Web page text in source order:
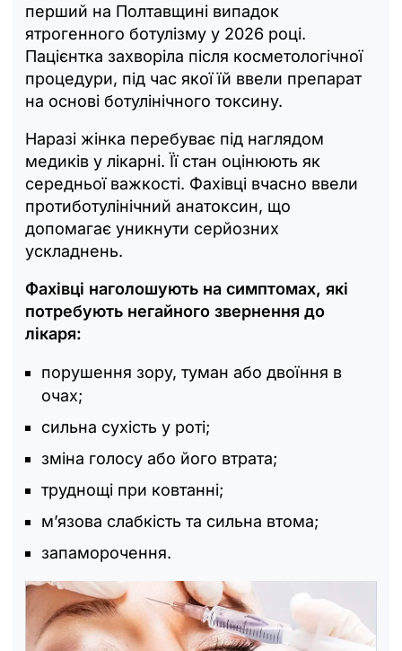
перший на Полтавщині випадок
ятрогенного ботулізму у 2026 році.
Пацієнтка захворіла після косметологічної
процедури, під час якої їй ввели препарат
на основі ботулінічного токсину.
Наразі жінка перебуває під наглядом
медиків у лікарні. Її стан оцінюють як
середньої важкості. Фахівці вчасно ввели
протиботулінічний анатоксин, що
допомагає уникнути серйозних
ускладнень.
Фахівці наголошують на симптомах, які
потребують негайного звернення до
лікаря:
порушення зору, туман або двоїння в
очах;
сильна сухість у роті;
зміна голосу або його втрата;
труднощі при ковтанні;
м’язова слабкість та сильна втома;
запаморочення.